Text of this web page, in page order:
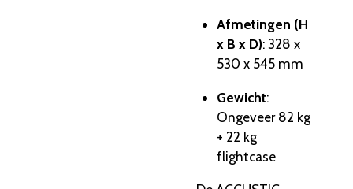
Afmetingen (H
x B x D): 328 x
530 x 545 mm
Gewicht:
Ongeveer 82 kg
+ 22 kg
flightcase